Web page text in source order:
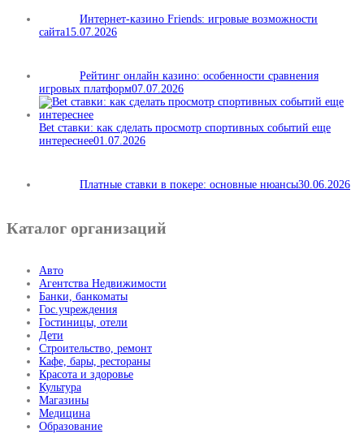
Интернет-казино Friends: игровые возможности
сайта15.07.2026
Рейтинг онлайн казино: особенности сравнения
игровых платформ07.07.2026
Bet ставки: как сделать просмотр спортивных событий еще
интереснее01.07.2026
Платные ставки в покере: основные нюансы30.06.2026
Каталог организаций
Авто
Агентства Недвижимости
Банки, банкоматы
Гос.учреждения
Гостиницы, отели
Дети
Строительство, ремонт
Кафе, бары, рестораны
Красота и здоровье
Культура
Магазины
Медицина
Образование